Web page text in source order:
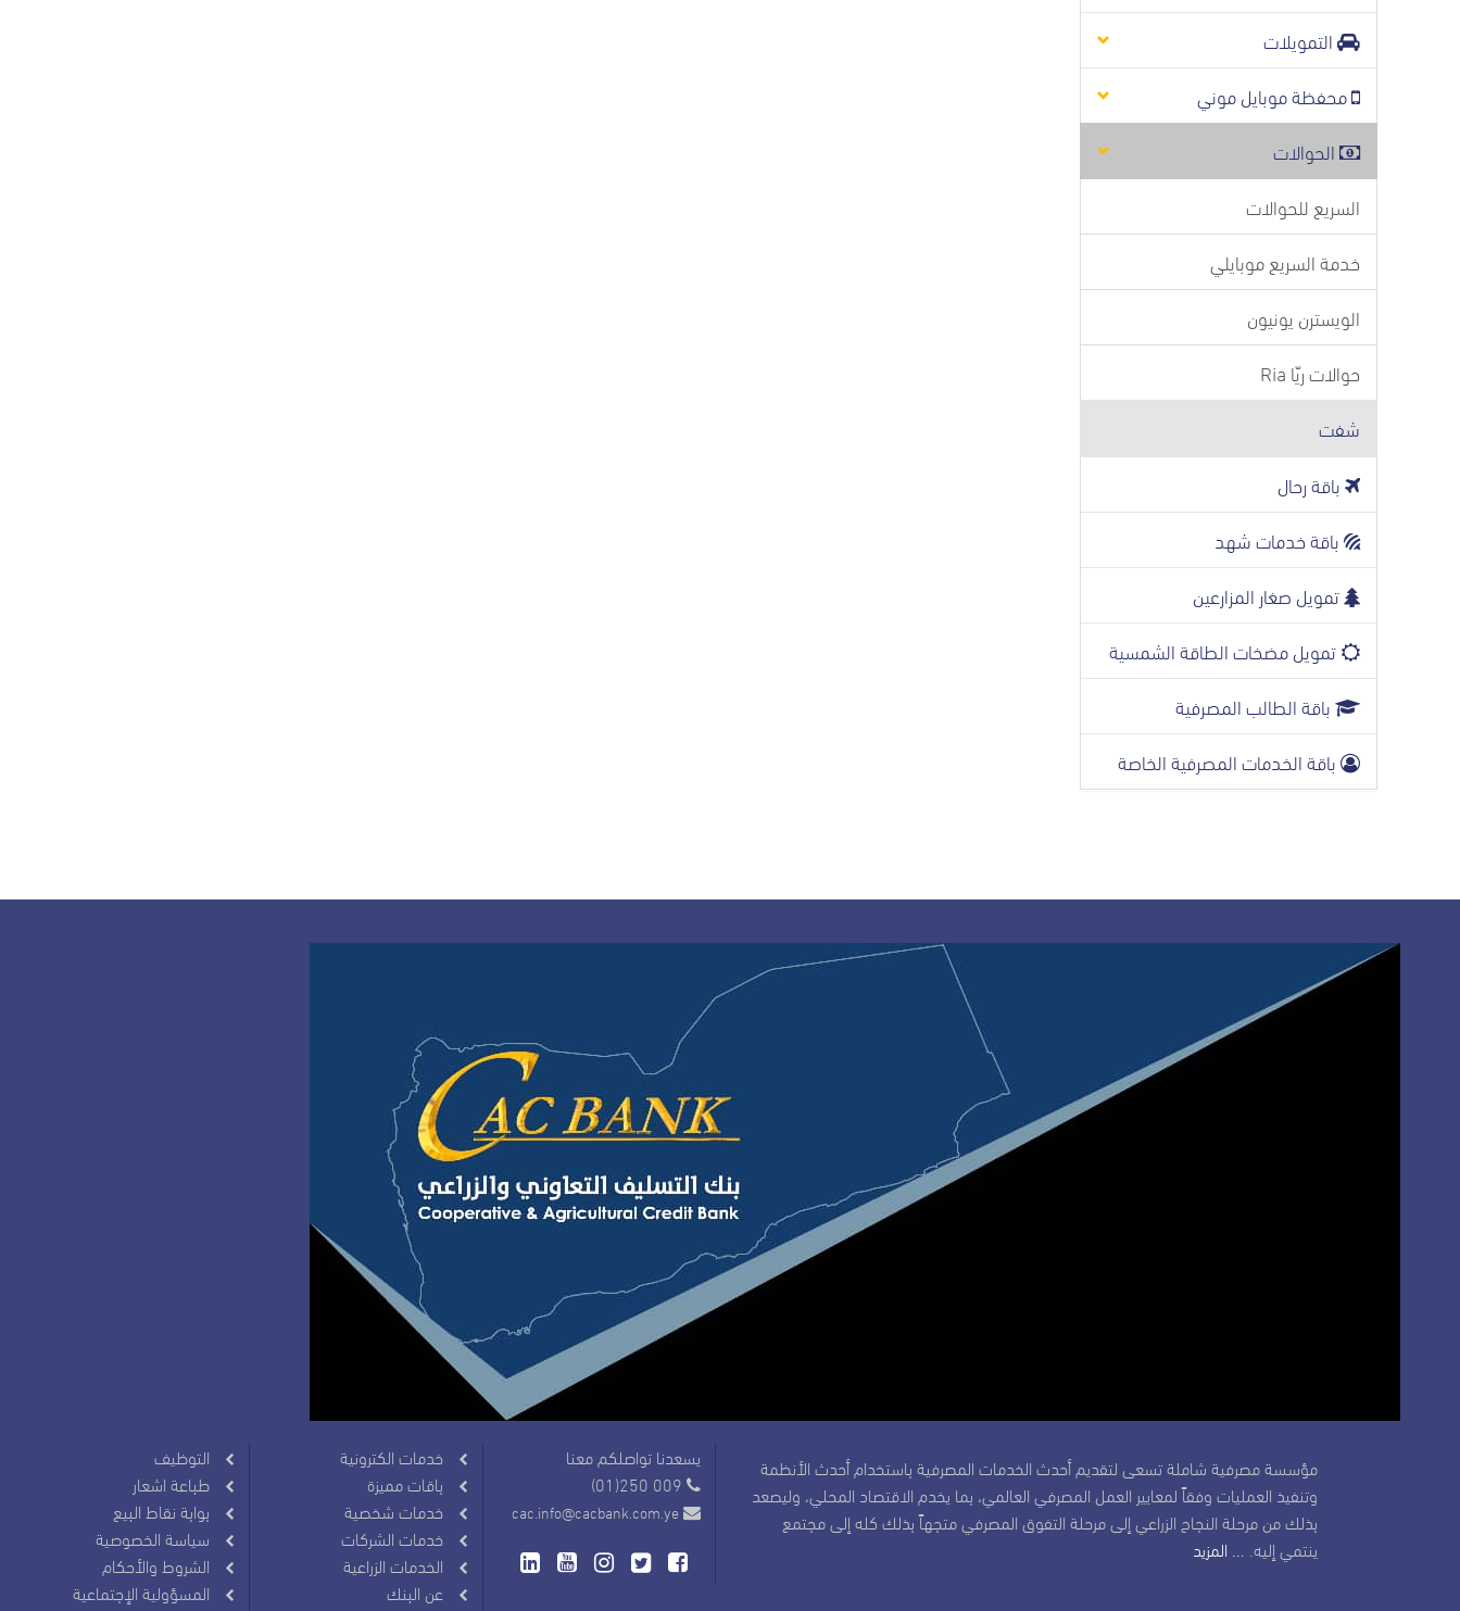
التمويلات
محفظة موبايل موني
الحوالات
السريع للحوالات
خدمة السريع موبايلي
الويسترن يونيون
حوالات ريّا Ria
شفت
باقة رحال
باقة خدمات شهد
تمويل صغار المزارعين
تمويل مضخات الطاقة الشمسية
باقة الطالب المصرفية
باقة الخدمات المصرفية الخاصة
مؤسسة مصرفية شاملة تسعى لتقديم أحدث الخدمات المصرفية باستخدام أحدث الأنظمة
وتنفيذ العمليات وفقاً لمعايير العمل المصرفي العالمي، بما يخدم الاقتصاد المحلي، وليصعد
بذلك من مرحلة النجاح الزراعي إلى مرحلة التفوق المصرفي متجهاً بذلك كله إلى مجتمع
ينتمي إليه.
... المزيد
يسعدنا تواصلكم معنا
(01)250 009
cac.info@cacbank.com.ye
خدمات الكترونية
باقات مميزة
خدمات شخصية
خدمات الشركات
الخدمات الزراعية
عن البنك
التوظيف
طباعة اشعار
بوابة نقاط البيع
سياسة الخصوصية
الشروط والأحكام
المسؤولية الإجتماعية